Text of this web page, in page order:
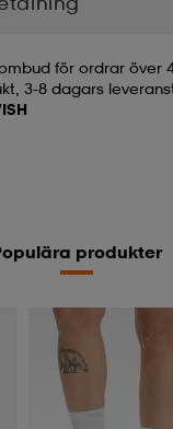
för ordrar över
3-8 dagars
produkter